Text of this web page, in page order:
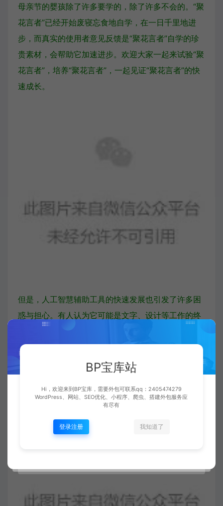
母亲节的婴孩除了许多要学的，除了许多不会的。“聚
花言者”已经开始废寝忘食地自学，在一日千里地进
步，而真实的使用者意见反馈是“聚花言者”自学的珍
贵素材，会帮助它加速进步。欢迎大家一起来试验“聚
花言者”，培养“聚花言者”，一起见证“聚花言者”的快
速成长。
但是，人工智慧辅助工具的快速发展也引发了许多困
惑与担心。有人认为它可能是文字、设计等工作的终
结者，大量岗位会被人工智慧所替代；有人认为它们
会制造虚假信息，以假乱真，误导公众；有人认为，
它们对未来的教育会产生颠覆式的影响；除了人担
BP宝库站
Hi，欢迎来到BP宝库，需要外包可联系qq：2405474279
WordPress、网站、SEO优化、小程序、爬虫、搭建外包服务应
有尽有
登录注册 我知道了